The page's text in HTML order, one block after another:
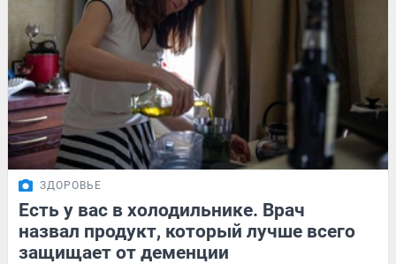
ЗДОРОВЬЕ
Есть у вас в холодильнике. Врач
назвал продукт, который лучше всего
защищает от деменции